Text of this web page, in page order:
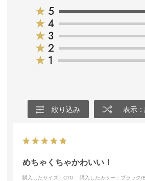
★ 5
★ 4
★ 3
★ 2
★ 1
絞り込み 表示
めちゃくちゃかわいい！
購入したサイズ：C70 購入したカラー：ブラック/